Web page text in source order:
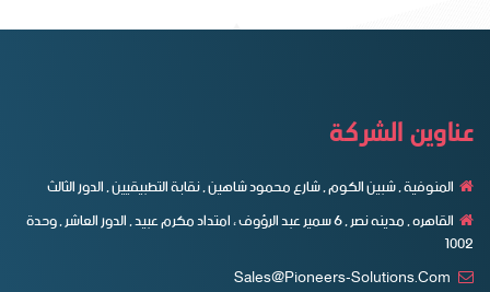
عناوين الشركة
المنوفية , شبين الكوم , شارع محمود شاهين , نقابة التطبيقيين , الدور الثالث
القاهره , مدينه نصر , ٦ سمير عبد الرؤوف ، امتداد مكرم عبيد , الدور العاشر , وحدة
1002